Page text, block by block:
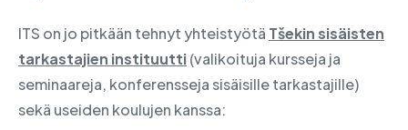
ITS on jo pitkään tehnyt yhteistyötä Tšekin sisäisten
tarkastajien instituutti(valikoituja kursseja ja
seminaareja, konferensseja sisäisille tarkastajille)
sekä useiden koulujen kanssa: